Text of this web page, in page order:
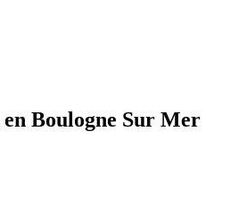
Boulogne Sur Mer